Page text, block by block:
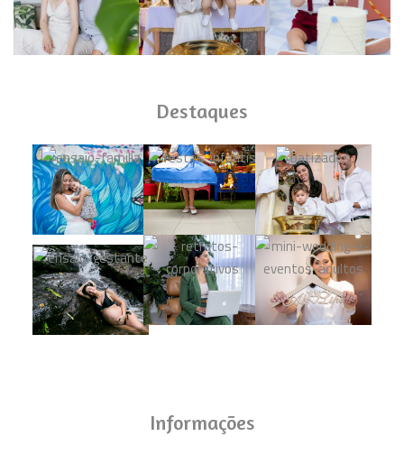
Destaques
Informações